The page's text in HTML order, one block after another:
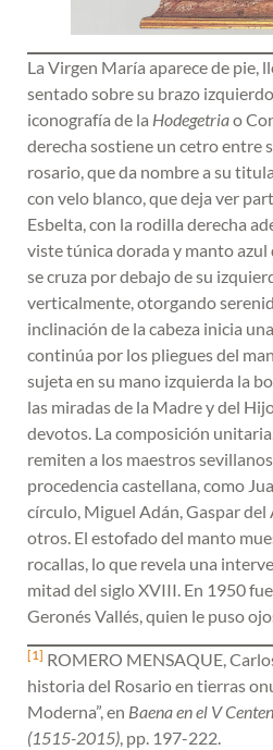
La Virgen María aparece de pie,
sentado sobre su brazo
iconografía de la Hodegetriao
derecha sostiene un cetro entre
rosario, que da nombre a su
con velo blanco, que deja ver
Esbelta, con la rodilla derecha
viste túnica dorada y manto
se cruza por debajo de su
verticalmente, otorgando
inclinación de la cabeza inicia
continúa por los pliegues del
sujeta en su mano izquierda la
las miradas de la Madre y del
devotos. La composición
remiten a los maestros
procedencia castellana, como
círculo, Miguel Adán, Gaspar del
otros. El estofado del manto
rocallas, lo que revela una
mitad del siglo XVIII. En 1950
Geronés Vallés, quien le puso
[1] ROMERO MENSAQUE,
historia del Rosario en tierras
Moderna”, en Baena en el V
(1515-2015), pp. 197-222.